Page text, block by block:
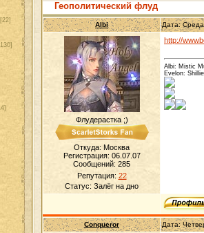
[22]
Геополитический флуд
Albi Дата:
Флудерастка ;)
Откуда: Москва
Регистрация: 06.07.07
Сообщений: 285
Репутация: 22
Статус: Залёг на дно
http://
Albi: Mistic
Evelon:
Conqueror Дата: